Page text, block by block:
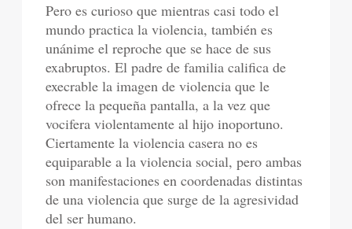
Pero es curioso que mientras casi todo el
mundo practica la violencia, también es
unánime el reproche que se hace de sus
exabruptos. El padre de familia califica de
execrable la imagen de violencia que le
ofrece la pequeña pantalla, a la vez que
vocifera violentamente al hijo inoportuno.
Ciertamente la violencia casera no es
equiparable a la violencia social, pero ambas
son manifestaciones en coordenadas distintas
de una violencia que surge de la agresividad
del ser humano.